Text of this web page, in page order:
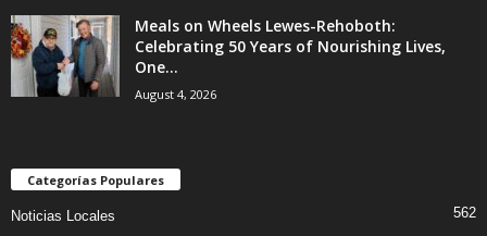
Meals on Wheels Lewes-Rehoboth:
Celebrating 50 Years of Nourishing Lives,
One...
August 4, 2026
Categorías Populares
Noticias Locales 562